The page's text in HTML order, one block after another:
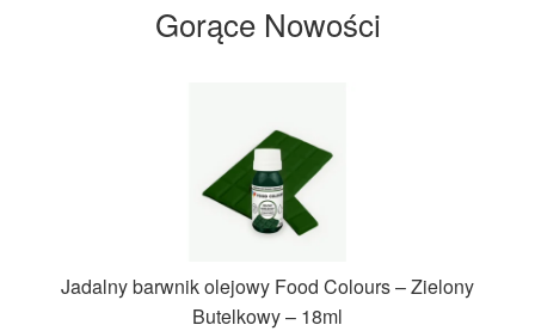
Gorące Nowości
Jadalny barwnik olejowy Food Colours – Zielony
Butelkowy – 18ml